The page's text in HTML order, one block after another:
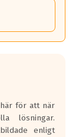
kan vi matcha
håller rätt
TPMS dig
på lufttrycket i
TPMS
här för att när
lösningar.
enligt